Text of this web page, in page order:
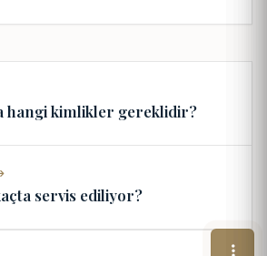
hangi kimlikler gereklidir?
servis ediliyor?